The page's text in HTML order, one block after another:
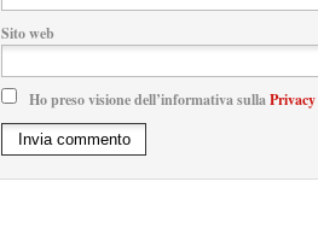
Sito web
Ho preso visione dell’informativa sullaPrivacy